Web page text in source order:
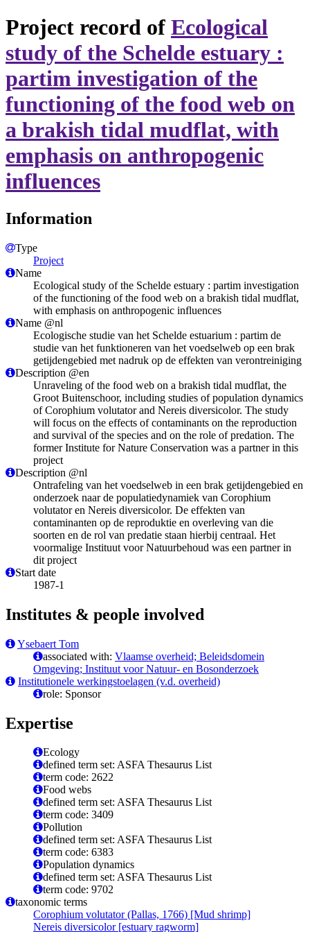
Project record of Ecological
study of the Schelde estuary :
partim investigation of the
functioning of the food web on
a brakish tidal mudflat, with
emphasis on anthropogenic
influences
Information
Type
Project
Name
Ecological study of the Schelde estuary : partim investigation
of the functioning of the food web on a brakish tidal mudflat,
with emphasis on anthropogenic influences
Name @nl
Ecologische studie van het Schelde estuarium : partim de
studie van het funktioneren van het voedselweb op een brak
getijdengebied met nadruk op de effekten van verontreiniging
Description @en
Unraveling of the food web on a brakish tidal mudflat, the
Groot Buitenschoor, including studies of population dynamics
of Corophium volutator and Nereis diversicolor. The study
will focus on the effects of contaminants on the reproduction
and survival of the species and on the role of predation. The
former Institute for Nature Conservation was a partner in this
project
Description @nl
Ontrafeling van het voedselweb in een brak getijdengebied en
onderzoek naar de populatiedynamiek van Corophium
volutator en Nereis diversicolor. De effekten van
contaminanten op de reproduktie en overleving van die
soorten en de rol van predatie staan hierbij centraal. Het
voormalige Instituut voor Natuurbehoud was een partner in
dit project
Start date
1987-1
Institutes & people involved
Ysebaert Tom
associated with: Vlaamse overheid; Beleidsdomein
Omgeving; Instituut voor Natuur- en Bosonderzoek
Institutionele werkingstoelagen (v.d. overheid)
role: Sponsor
Expertise
Ecology
defined term set: ASFA Thesaurus List
term code: 2622
Food webs
defined term set: ASFA Thesaurus List
term code: 3409
Pollution
defined term set: ASFA Thesaurus List
term code: 6383
Population dynamics
defined term set: ASFA Thesaurus List
term code: 9702
taxonomic terms
Corophium volutator (Pallas, 1766) [Mud shrimp]
Nereis diversicolor [estuary ragworm]